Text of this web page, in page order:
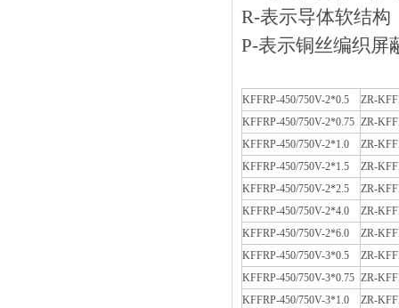
R-表示导体软结构
P-表示铜丝编织屏
KFFRP-450/750V-2*0.5
ZR-
KFFRP-450/750V-2*0.75 ZR-
KFFRP-450/750V-2*1.0
ZR-
KFFRP-450/750V-2*1.5
ZR-
KFFRP-450/750V-2*2.5
ZR-
KFFRP-450/750V-2*4.0
ZR-
KFFRP-450/750V-2*6.0
ZR-
KFFRP-450/750V-3*0.5
ZR-
KFFRP-450/750V-3*0.75 ZR-
KFFRP-450/750V-3*1.0
ZR-